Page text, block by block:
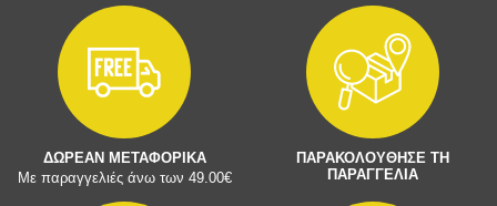
ΔΩΡΕΑΝ ΜΕΤΑΦΟΡΙΚΑ
Με παραγγελιές άνω των 49.00€
ΠΑΡΑΚΟΛΟΥΘΗΣΕ ΤΗ
ΠΑΡΑΓΓΕΛΙΑ